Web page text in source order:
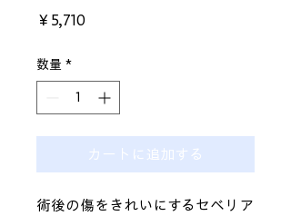
￥5,710
数量 *
カートに追加する
術後の傷をきれいにするセベリア